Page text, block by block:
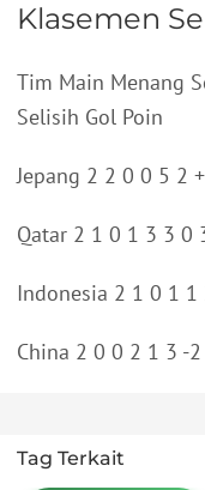
Klasemen
Tim Main Menang
Selisih Gol Poin
Jepang 2 2 0 0 5 2
Qatar 2 1 0 1 3 3 0
Indonesia 2 1 0 1 1
China 2 0 0 2 1 3 -2
Tag Terkait